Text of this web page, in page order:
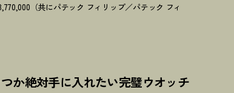
（共にパテック フィリップ／パテック フィ
か絶対手に入れたい完璧ウオッチ